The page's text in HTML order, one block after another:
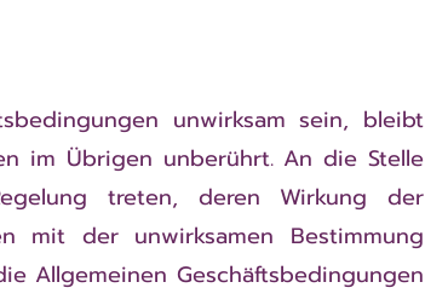
unwirksam sein, bleibt
im Übrigen unberührt. An die Stelle
treten, deren Wirkung der
mit der unwirksamen Bestimmung
Allgemeinen Geschäftsbedingungen